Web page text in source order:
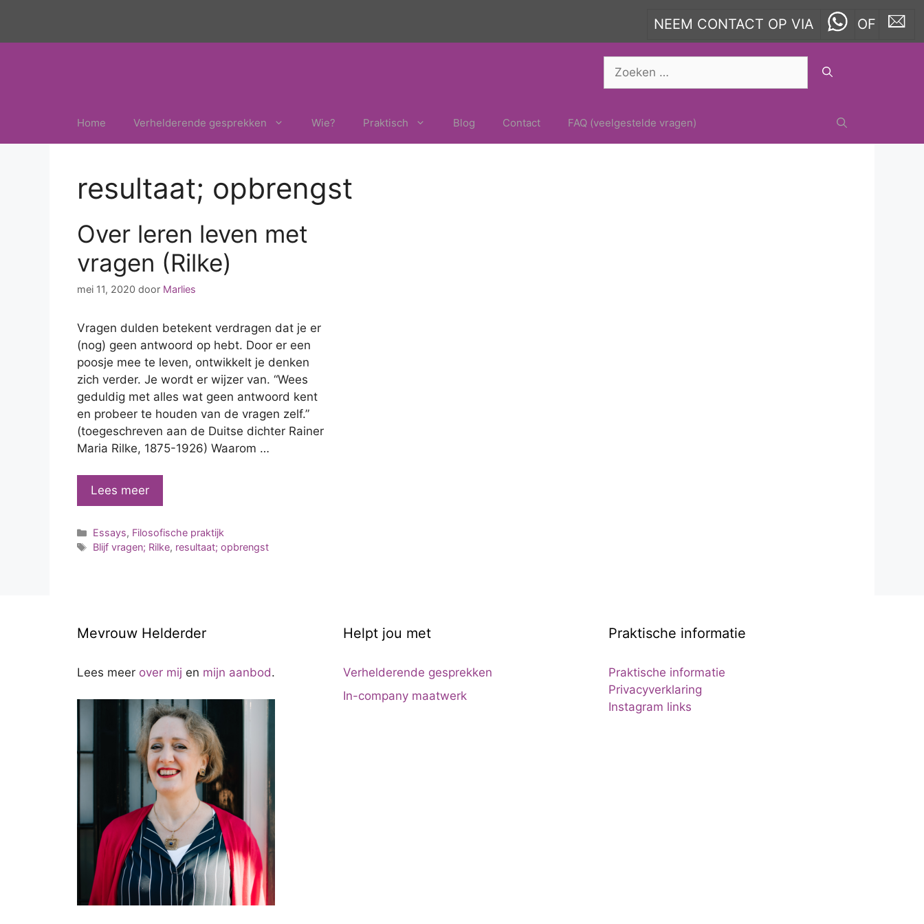
NEEM CONTACT OP VIA OF
naar:
Home Verhelderende gesprekken Wie? Praktisch Blog Contact FAQ (veelgestelde vragen)
resultaat; opbrengst
Over leren leven met
vragen (Rilke)
mei 11, 2020 door Marlies
Vragen dulden betekent verdragen dat je er
(nog) geen antwoord op hebt. Door er een
poosje mee te leven, ontwikkelt je denken
zich verder. Je wordt er wijzer van. “Wees
geduldig met alles wat geen antwoord kent
en probeer te houden van de vragen zelf.”
(toegeschreven aan de Duitse dichter Rainer
Maria Rilke, 1875-1926) Waarom …
Lees meerOver
leren
met
Categorieën
Essays, Filosofische praktijk
Tags
Blijf vragen; Rilke, resultaat; opbrengst
Mevrouw Helderder
Lees meer over mij en mijn aanbod.
Helpt jou met
Verhelderende gesprekken
In-company maatwerk
Praktische informatie
Praktische informatie
Privacyverklaring
Instagram links